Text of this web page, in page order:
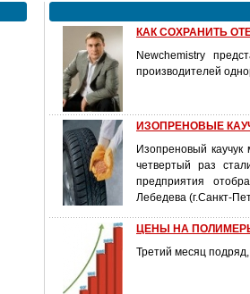
КАК СОХРАНИТЬ
Newchemistry
производителей
ИЗОПРЕНОВЫЕ
Изопреновый
четвертый раз
предприятия
Лебедева (г.Санкт-
ЦЕНЫ НА
Третий месяц